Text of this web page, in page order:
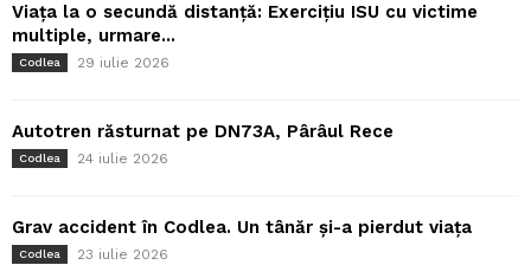
Viața la o secundă distanță: Exercițiu ISU cu victime
multiple, urmare...
Codlea 29 iulie 2026
Autotren răsturnat pe DN73A, Pârâul Rece
Codlea 24 iulie 2026
Grav accident în Codlea. Un tânăr și-a pierdut viața
Codlea 23 iulie 2026